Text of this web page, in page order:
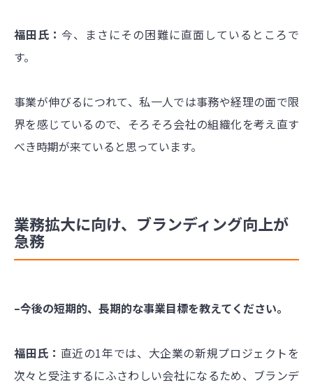
福田氏：今、まさにその困難に直面しているところで
す。
事業が伸びるにつれて、私一人では事務や経理の面で限
界を感じているので、そろそろ会社の組織化を考え直す
べき時期が来ていると思っています。
業務拡大に向け、ブランディング向上が
急務
–今後の短期的、長期的な事業目標を教えてください。
福田氏： 直近の1年では、大企業の新規プロジェクトを
次々と受注するにふさわしい会社になるため、ブランデ